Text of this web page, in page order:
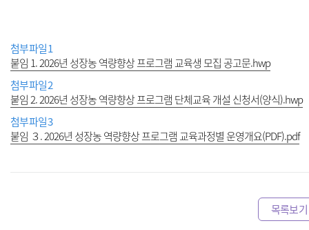
첨부파일1
붙임 1. 2026년 성장농 역량향상 프로그램 교육생 모집 공고문.hwp
첨부파일2
붙임 2. 2026년 성장농 역량향상 프로그램 단체교육 개설 신청서(양식).hwp
첨부파일3
붙임 ３. 2026년 성장농 역량향상 프로그램 교육과정별 운영개요(PDF).pdf
목록보기